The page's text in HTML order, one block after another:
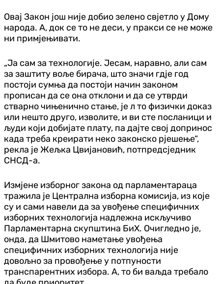
Овај Закон још није добио зелено свјетло у Дому
народа. А, док се то не деси, у пракси се не може
ни примјењивати.
„Ја сам за технологије. Јесам, наравно, али сам
за заштиту воље бирача, што значи гдје год
постоји сумња да постоји начин законом
прописан да се она отклони и да се утврди
стварно чињенично стање, је л то физички доказ
или нешто друго, изволите, и ви сте посланици и
људи који добијате плату, па дајте свој допринос
када треба креирати неко законско рјешење“,
рекла је Жељка Цвијановић, потпредсједник
СНСД-а.
Измјене изборног закона од парламентараца
тражила је Централна изборна комисија, из које
су и сами навели да за увођење специфичних
изборних технологија надлежна искључиво
Парламентарна скупштина БиХ. Очигледно је,
онда, да Шмитово наметање увођења
специфичних изборних технологија није
довољно за провођење у потпуности
транспарентних избора. А, то би ваљда требало